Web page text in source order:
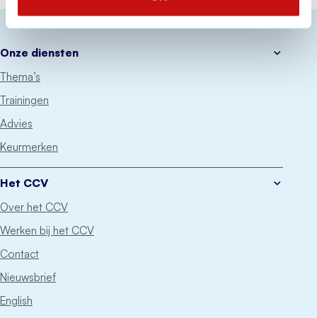
Onze diensten
Thema’s
Trainingen
Advies
Keurmerken
Het CCV
Over het CCV
Werken bij het CCV
Contact
Nieuwsbrief
English